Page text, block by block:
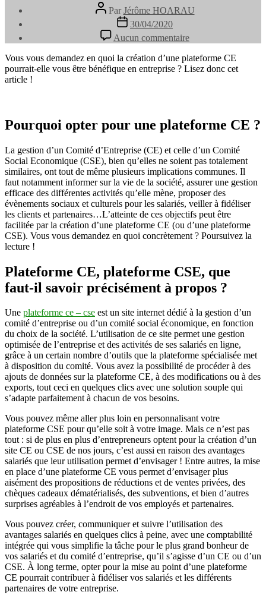
Auteur
de
l’article
Par Jérôme HOARAU
Date
l’article
30/04/2020
Aucun commentaire
Plateforme
CE
:
avantageux
pour
entreprises
?
Vous vous demandez en quoi la création d’une plateforme CE
pourrait-elle vous être bénéfique en entreprise ? Lisez donc cet
article !
Pourquoi opter pour une plateforme CE ?
La gestion d’un Comité d’Entreprise (CE) et celle d’un Comité
Social Economique (CSE), bien qu’elles ne soient pas totalement
similaires, ont tout de même plusieurs implications communes. Il
faut notamment informer sur la vie de la société, assurer une gestion
efficace des différentes activités qu’elle mène, proposer des
évènements sociaux et culturels pour les salariés, veiller à fidéliser
les clients et partenaires…L’atteinte de ces objectifs peut être
facilitée par la création d’une plateforme CE (ou d’une plateforme
CSE). Vous vous demandez en quoi concrètement ? Poursuivez la
lecture !
Plateforme CE, plateforme CSE, que
faut-il savoir précisément à propos ?
Une plateforme ce – cse est un site internet dédié à la gestion d’un
comité d’entreprise ou d’un comité social économique, en fonction
du choix de la société. L’utilisation de ce site permet une gestion
optimisée de l’entreprise et des activités de ses salariés en ligne,
grâce à un certain nombre d’outils que la plateforme spécialisée met
à disposition du comité. Vous avez la possibilité de procéder à des
ajouts de données sur la plateforme CE, à des modifications ou à des
exports, tout ceci en quelques clics avec une solution souple qui
s’adapte parfaitement à chacun de vos besoins.
Vous pouvez même aller plus loin en personnalisant votre
plateforme CSE pour qu’elle soit à votre image. Mais ce n’est pas
tout : si de plus en plus d’entrepreneurs optent pour la création d’un
site CE ou CSE de nos jours, c’est aussi en raison des avantages
salariés que leur utilisation permet d’envisager ! Entre autres, la mise
en place d’une plateforme CE vous permet d’envisager plus
aisément des propositions de réductions et de ventes privées, des
chèques cadeaux dématérialisés, des subventions, et bien d’autres
surprises agréables à l’endroit de vos employés et partenaires.
Vous pouvez créer, communiquer et suivre l’utilisation des
avantages salariés en quelques clics à peine, avec une comptabilité
intégrée qui vous simplifie la tâche pour le plus grand bonheur de
vos salariés et du comité d’entreprise, qu’il s’agisse d’un CE ou d’un
CSE. À long terme, opter pour la mise au point d’une plateforme
CE pourrait contribuer à fidéliser vos salariés et les différents
partenaires de votre entreprise.